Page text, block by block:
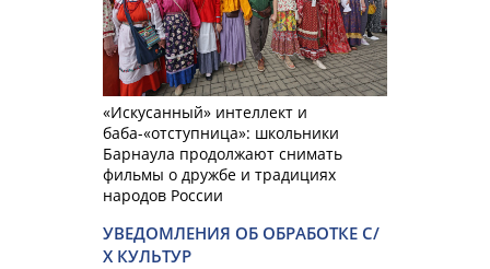
«Искусанный» интеллект и
баба-«отступница»: школьники
Барнаула продолжают снимать
фильмы о дружбе и традициях
народов России
УВЕДОМЛЕНИЯ ОБ ОБРАБОТКЕ С/
Х КУЛЬТУР